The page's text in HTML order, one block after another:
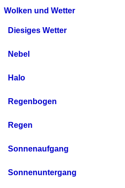
Wolken und Wetter
Diesiges Wetter
Nebel
Halo
Regenbogen
Regen
Sonnenaufgang
Sonnenuntergang